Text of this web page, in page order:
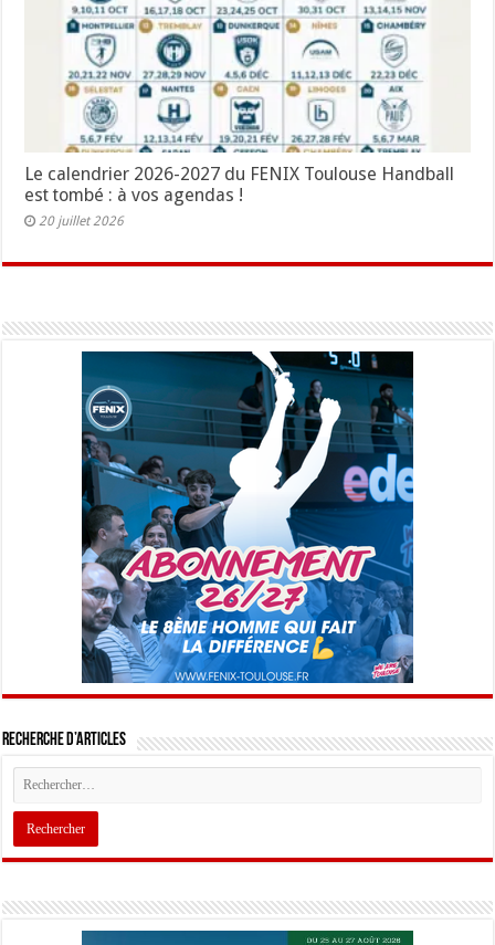
Le calendrier 2026-2027 du FENIX Toulouse Handball
est tombé : à vos agendas !
20 juillet 2026
Recherche d’articles